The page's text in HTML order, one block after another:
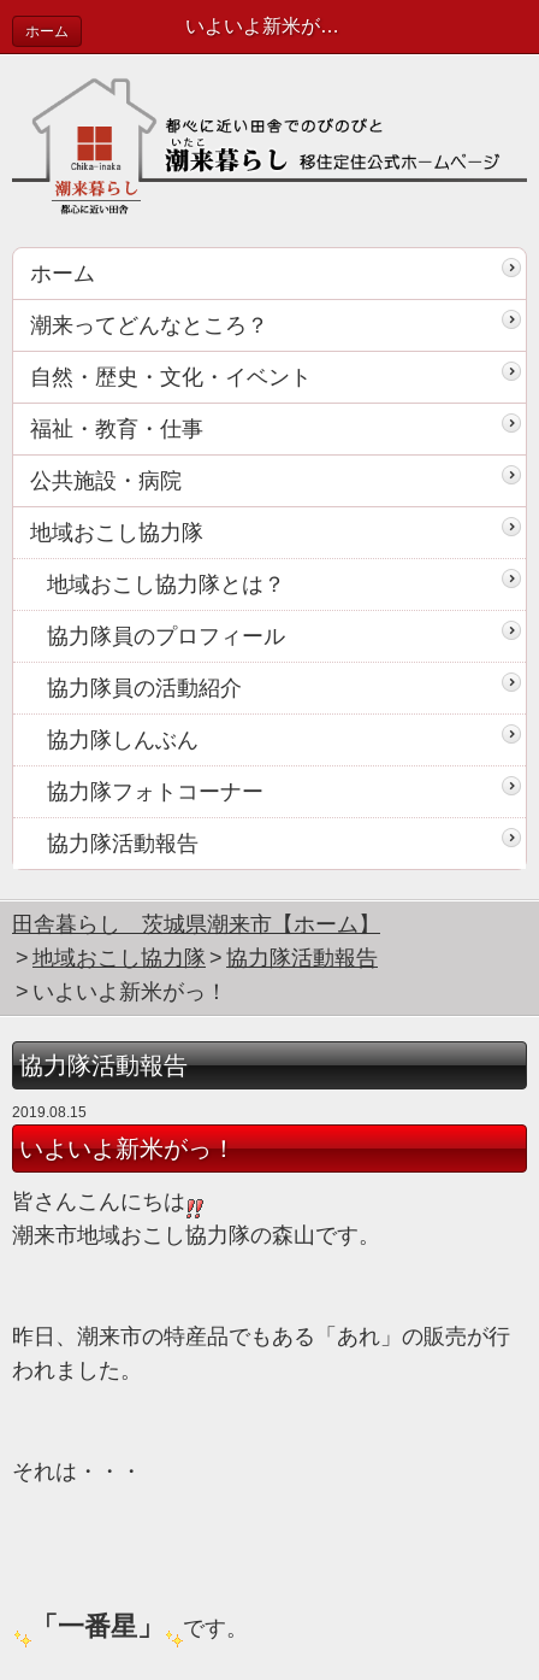
いよいよ新米がっ！ | 協力隊活動報告
ホーム
ホーム
潮来ってどんなところ？
自然・歴史・文化・イベント
福祉・教育・仕事
公共施設・病院
地域おこし協力隊
地域おこし協力隊とは？
協力隊員のプロフィール
協力隊員の活動紹介
協力隊しんぶん
協力隊フォトコーナー
協力隊活動報告
田舎暮らし 茨城県潮来市【ホーム】
地域おこし協力隊
協力隊活動報告
いよいよ新米がっ！
協力隊活動報告
2019.08.15
いよいよ新米がっ！
皆さんこんにちは
潮来市地域おこし協力隊の森山です。
昨日、潮来市の特産品でもある「あれ」の販売が行
われました。
それは・・・
「一番星」 です。